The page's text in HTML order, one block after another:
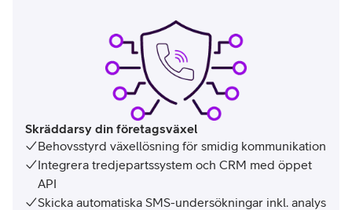
Skräddarsy din företagsväxel
Behovsstyrd växellösning för smidig kommunikation
Integrera tredjepartssystem och CRM med öppet
API
Skicka automatiska SMS-undersökningar inkl. analys